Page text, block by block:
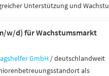
Unterstützung und
w/d) für Wachstumsmarkt
GmbH / deutschlandweit
als